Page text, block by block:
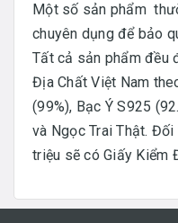
Một số sản phẩm
chuyên dụng để bảo
Tất cả sản phẩm đều
Địa Chất Việt Nam
(99%), Bạc Ý S925
và Ngọc Trai Thật.
triệu sẽ có Giấy Kiểm